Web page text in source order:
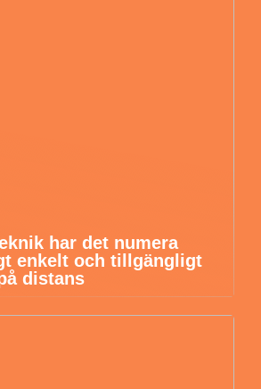
har det numera
enkelt och tillgängligt
distans